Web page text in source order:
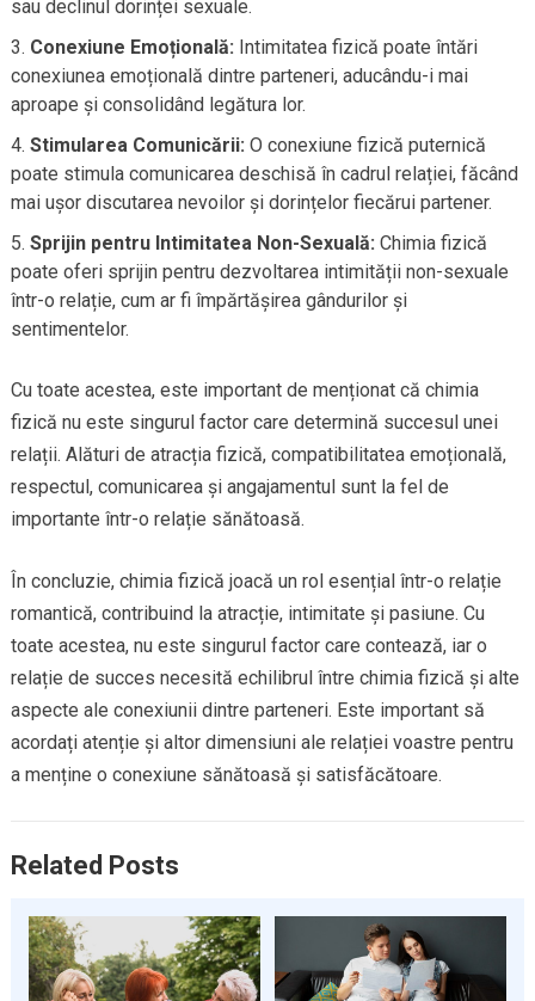
sau declinul dorinței sexuale.
Conexiune Emoțională: Intimitatea fizică poate întări
conexiunea emoțională dintre parteneri, aducându-i mai
aproape și consolidând legătura lor.
Stimularea Comunicării: O conexiune fizică puternică
poate stimula comunicarea deschisă în cadrul relației, făcând
mai ușor discutarea nevoilor și dorințelor fiecărui partener.
Sprijin pentru Intimitatea Non-Sexuală: Chimia fizică
poate oferi sprijin pentru dezvoltarea intimității non-sexuale
într-o relație, cum ar fi împărtășirea gândurilor și
sentimentelor.
Cu toate acestea, este important de menționat că chimia
fizică nu este singurul factor care determină succesul unei
relații. Alături de atracția fizică, compatibilitatea emoțională,
respectul, comunicarea și angajamentul sunt la fel de
importante într-o relație sănătoasă.
În concluzie, chimia fizică joacă un rol esențial într-o relație
romantică, contribuind la atracție, intimitate și pasiune. Cu
toate acestea, nu este singurul factor care contează, iar o
relație de succes necesită echilibrul între chimia fizică și alte
aspecte ale conexiunii dintre parteneri. Este important să
acordați atenție și altor dimensiuni ale relației voastre pentru
a menține o conexiune sănătoasă și satisfăcătoare.
Related Posts